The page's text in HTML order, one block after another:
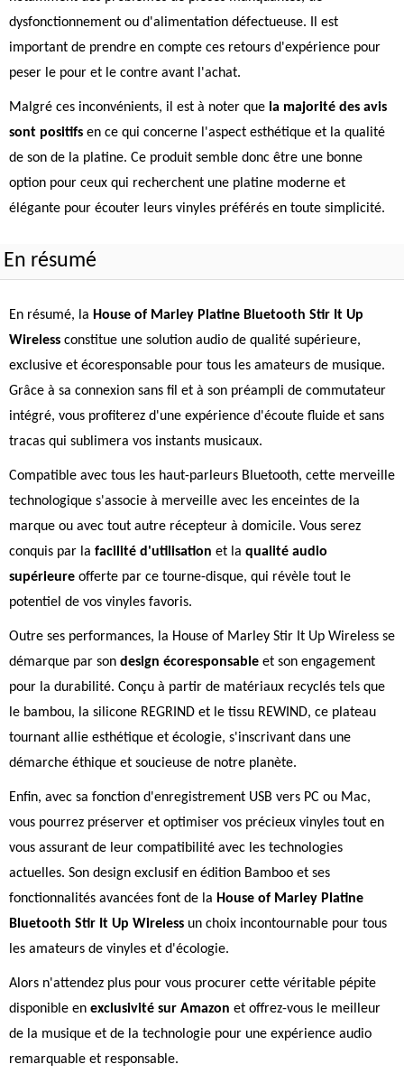
dysfonctionnement ou d'alimentation défectueuse. Il est
important de prendre en compte ces retours d'expérience pour
peser le pour et le contre avant l'achat.
Malgré ces inconvénients, il est à noter que la majorité des avis
sont positifs en ce qui concerne l'aspect esthétique et la qualité
de son de la platine. Ce produit semble donc être une bonne
option pour ceux qui recherchent une platine moderne et
élégante pour écouter leurs vinyles préférés en toute simplicité.
En résumé
En résumé, la House of Marley Platine Bluetooth Stir It Up
Wireless constitue une solution audio de qualité supérieure,
exclusive et écoresponsable pour tous les amateurs de musique.
Grâce à sa connexion sans fil et à son préampli de commutateur
intégré, vous profiterez d'une expérience d'écoute fluide et sans
tracas qui sublimera vos instants musicaux.
Compatible avec tous les haut-parleurs Bluetooth, cette merveille
technologique s'associe à merveille avec les enceintes de la
marque ou avec tout autre récepteur à domicile. Vous serez
conquis par la facilité d'utilisation et la qualité audio
supérieure offerte par ce tourne-disque, qui révèle tout le
potentiel de vos vinyles favoris.
Outre ses performances, la House of Marley Stir It Up Wireless se
démarque par son design écoresponsable et son engagement
pour la durabilité. Conçu à partir de matériaux recyclés tels que
le bambou, la silicone REGRIND et le tissu REWIND, ce plateau
tournant allie esthétique et écologie, s'inscrivant dans une
démarche éthique et soucieuse de notre planète.
Enfin, avec sa fonction d'enregistrement USB vers PC ou Mac,
vous pourrez préserver et optimiser vos précieux vinyles tout en
vous assurant de leur compatibilité avec les technologies
actuelles. Son design exclusif en édition Bamboo et ses
fonctionnalités avancées font de la House of Marley Platine
Bluetooth Stir It Up Wireless un choix incontournable pour tous
les amateurs de vinyles et d'écologie.
Alors n'attendez plus pour vous procurer cette véritable pépite
disponible en exclusivité sur Amazon et offrez-vous le meilleur
de la musique et de la technologie pour une expérience audio
remarquable et responsable.